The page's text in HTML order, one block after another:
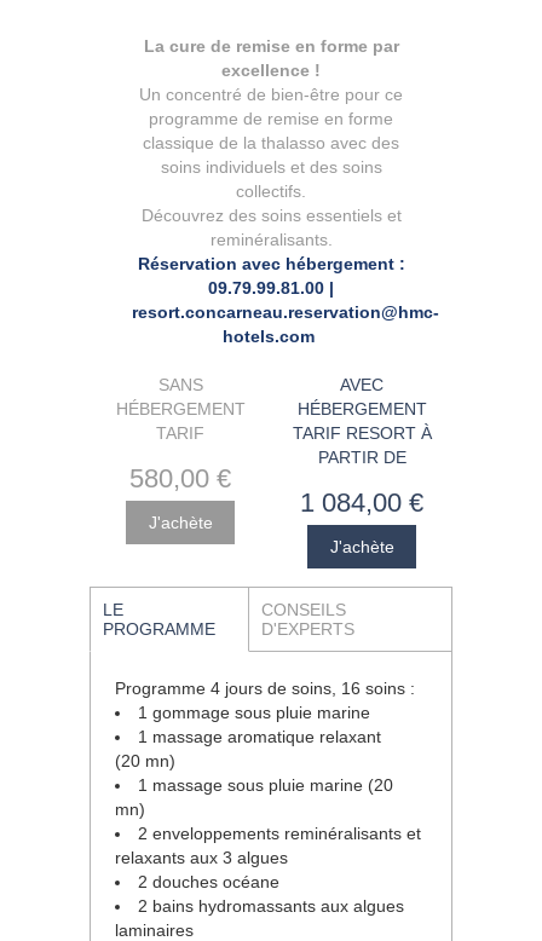
La cure de remise en forme par
excellence !
Un concentré de bien-être pour ce
programme de remise en forme
classique de la thalasso avec des
soins individuels et des soins
collectifs.
Découvrez des soins essentiels et
reminéralisants.
Réservation avec hébergement :
09.79.99.81.00 |
resort.concarneau.reservation@hmc-
hotels.com
SANS
HÉBERGEMENT
TARIF
580,00 €
AVEC
HÉBERGEMENT
TARIF RESORT À
PARTIR DE
1 084,00 €
LE
PROGRAMME
CONSEILS
D'EXPERTS
Programme 4 jours de soins, 16 soins :
1 gommage sous pluie marine
1 massage aromatique relaxant
(20 mn)
1 massage sous pluie marine (20
mn)
2 enveloppements reminéralisants et
relaxants aux 3 algues
2 douches océane
2 bains hydromassants aux algues
laminaires